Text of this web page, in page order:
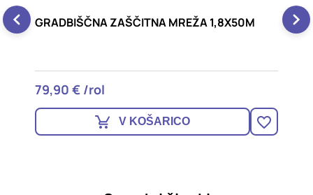
GRADBIŠČNA ZAŠČITNA MREŽA 1,5X50M
69,90 € /rol
V KOŠARICO